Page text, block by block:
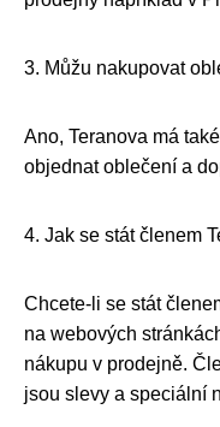
3. Můžu nakupovat
Ano, Teranova má
objednat oblečení a
4. Jak se stát členem
Chcete-li se stát
na webových
nákupu v prodejně.
jsou slevy a speciální